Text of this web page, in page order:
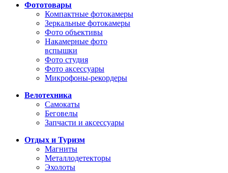
Фототовары
Компактные фотокамеры
Зеркальные фотокамеры
Фото объективы
Накамерные фото
вспышки
Фото студия
Фото аксессуары
Микрофоны-рекордеры
Велотехника
Самокаты
Беговелы
Запчасти и аксессуары
Отдых и Туризм
Магниты
Металлодетекторы
Эхолоты